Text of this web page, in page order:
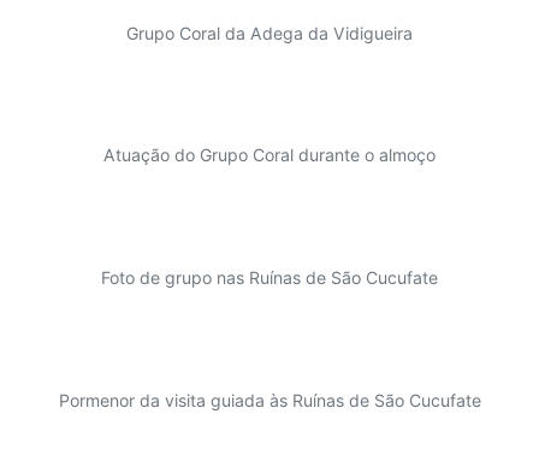
Grupo Coral da Adega da Vidigueira
Atuação do Grupo Coral durante o almoço
Foto de grupo nas Ruínas de São Cucufate
Pormenor da visita guiada às Ruínas de São Cucufate